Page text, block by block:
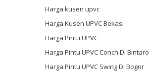
Harga kusen upvc
Harga Kusen UPVC Bekasi
Harga Pintu UPVC
Harga Pintu UPVC Conch Di Bintaro
Harga Pintu UPVC Swing Di Bogor